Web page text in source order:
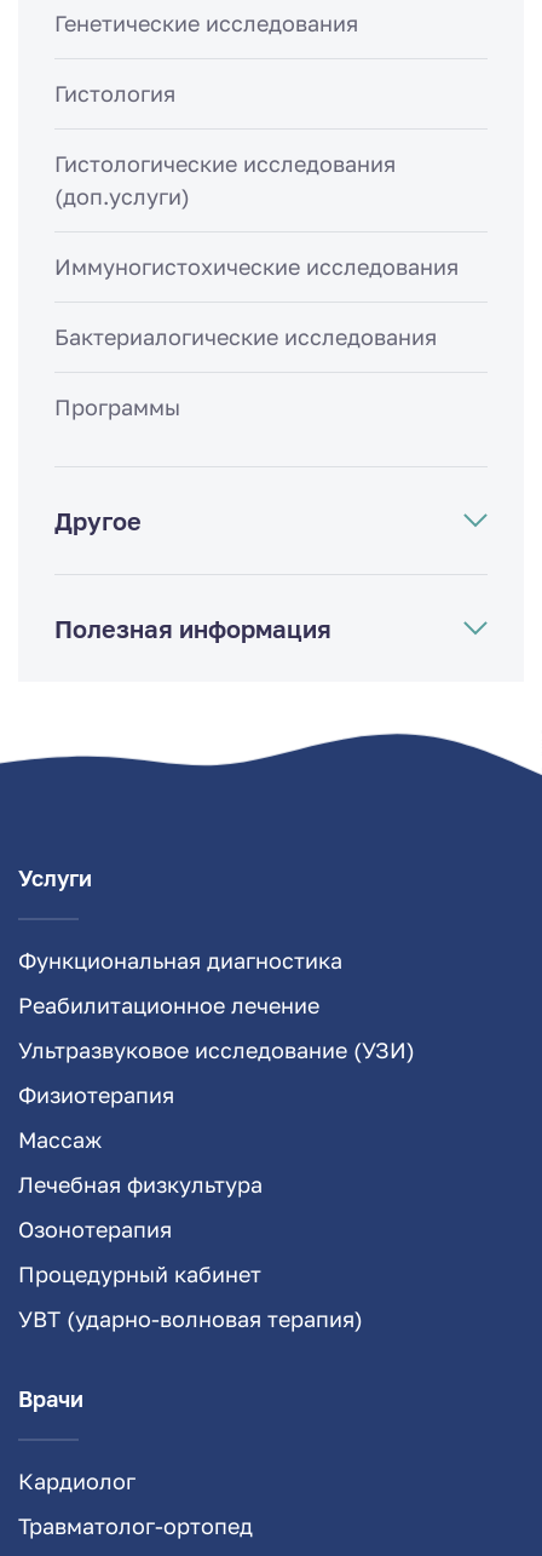
Генетические исследования
Гистология
Гистологические исследования
(доп.услуги)
Иммуногистохические исследования
Бактериалогические исследования
Программы
Другое
Полезная информация
Услуги
Функциональная диагностика
Реабилитационное лечение
Ультразвуковое исследование (УЗИ)
Физиотерапия
Массаж
Лечебная физкультура
Озонотерапия
Процедурный кабинет
УВТ (ударно-волновая терапия)
Врачи
Кардиолог
Травматолог-ортопед